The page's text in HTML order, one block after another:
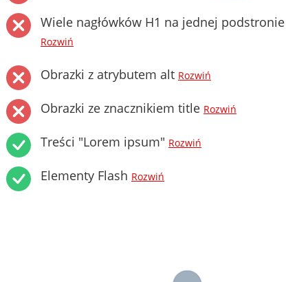
Wiele nagłówków H1 na jednej podstronie
Rozwiń
Obrazki z atrybutem alt Rozwiń
Obrazki ze znacznikiem title Rozwiń
Treści "Lorem ipsum" Rozwiń
Elementy Flash Rozwiń